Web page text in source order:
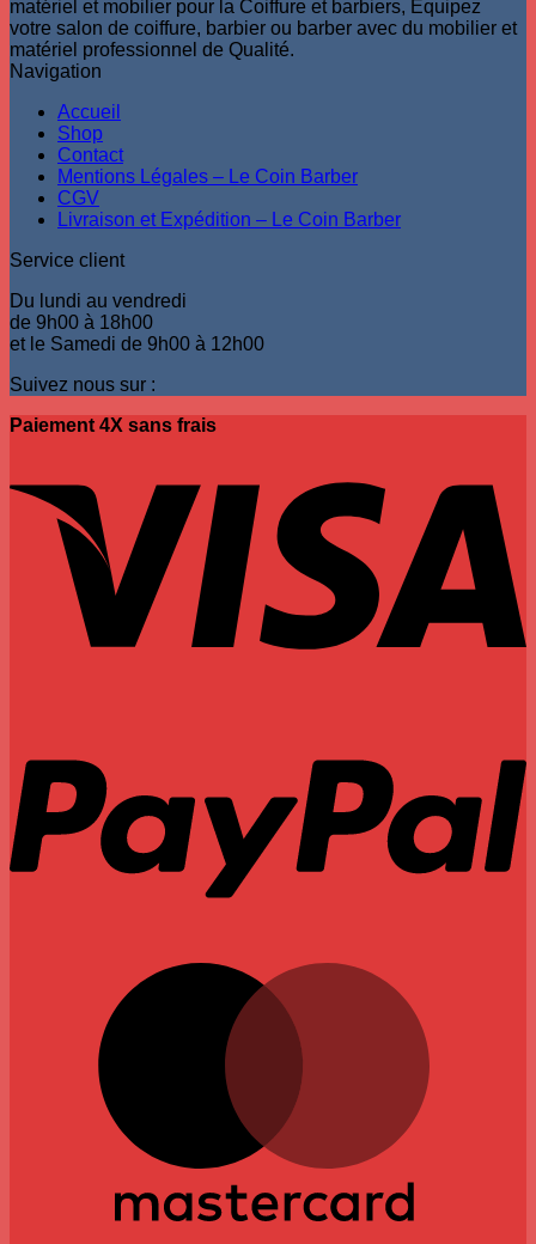
variations.
Les
options
peuvent
choisies
page
produit
matériel et mobilier pour la Coiffure et barbiers, Équipez
votre salon de coiffure, barbier ou barber avec du mobilier et
matériel professionnel de Qualité.
Navigation
Accueil
Shop
Contact
Mentions Légales – Le Coin Barber
CGV
Livraison et Expédition – Le Coin Barber
Service client
Du lundi au vendredi
de 9h00 à 18h00
et le Samedi de 9h00 à 12h00
Suivez nous sur :
Paiement 4X sans frais